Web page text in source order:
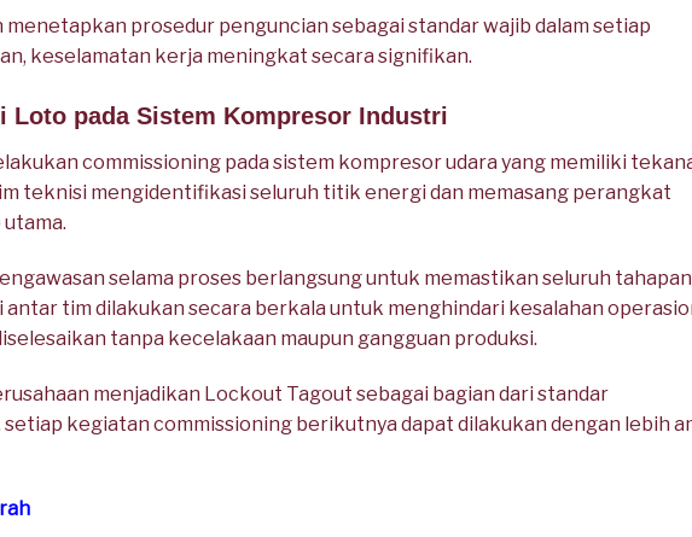
prosedur penguncian sebagai standar wajib dalam setiap
keselamatan kerja meningkat secara signifikan.
Loto pada Sistem Kompresor Industri
commissioning pada sistem kompresor udara yang memiliki
teknisi mengidentifikasi seluruh titik energi dan memasang perangkat
selama proses berlangsung untuk memastikan seluruh tahapan
antar tim dilakukan secara berkala untuk menghindari kesalahan
tanpa kecelakaan maupun gangguan produksi.
menjadikan Lockout Tagout sebagai bagian dari standar
kegiatan commissioning berikutnya dapat dilakukan dengan lebih